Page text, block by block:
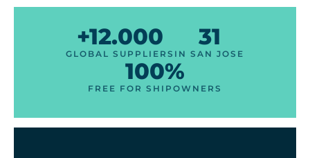
+12.000
GLOBAL SUPPLIERS
31
IN SAN JOSE
100%
FREE FOR SHIPOWNERS